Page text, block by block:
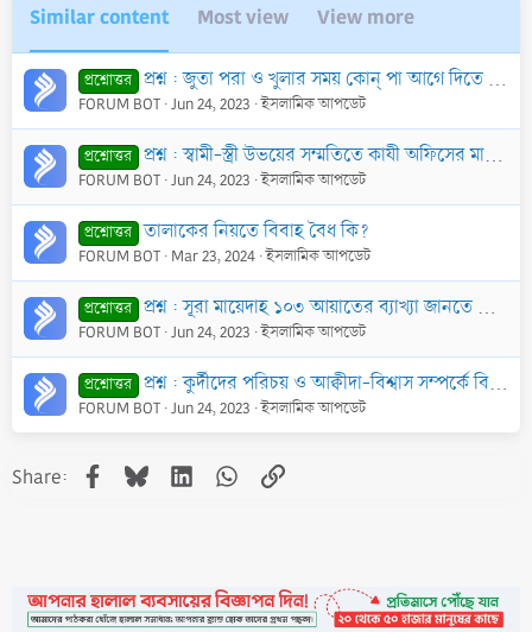
Similar content Most view View more
প্রশ্নোত্তর প্রশ্ন : জুতা পরা ও খুলার সময় কোন্ পা আগে দিতে হবে?
FORUM BOT Jun 24, 2023 ইসলামিক আপডেট
প্রশ্নোত্তর প্রশ্ন : স্বামী-স্ত্রী উভয়ের সম্মতিতে কাযী অফিসের মাধ্যমে একত্রে ৩ তালাকের মাধ্যমে ছাড়াছাড়ির ৮ মাস পর তারা পুনরায় একত্রিত হতে পারবে কি?
FORUM BOT Jun 24, 2023 ইসলামিক আপডেট
প্রশ্নোত্তর তালাকের নিয়তে বিবাহ বৈধ কি?
FORUM BOT Mar 23, 2024 ইসলামিক আপডেট
প্রশ্নোত্তর প্রশ্ন : সূরা মায়েদাহ ১০৩ আয়াতের ব্যাখ্যা জানতে চাই। এখানে আল্লাহ যে চারটি পশু নিষিদ্ধ করেছেন সেগুলির পরিচয় কি?
FORUM BOT Jun 24, 2023 ইসলামিক আপডেট
প্রশ্নোত্তর প্রশ্ন : কুর্দীদের পরিচয় ও আক্বীদা-বিশ্বাস সম্পর্কে বিস্তারিত জানতে চাই।
FORUM BOT Jun 24, 2023 ইসলামিক আপডেট
Share: Facebook
BlueskyLinkedInWhatsApp
Link